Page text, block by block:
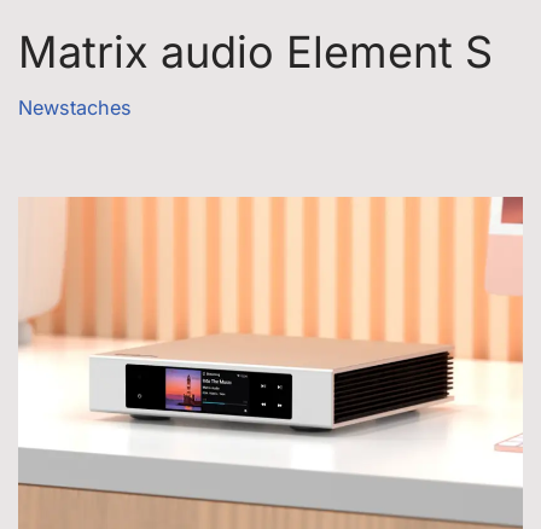
Matrix audio Element S
Newstaches